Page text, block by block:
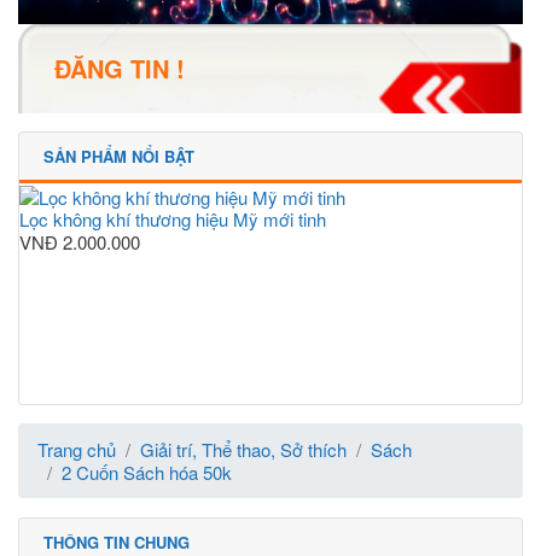
ĐĂNG TIN !
SẢN PHẨM NỔI BẬT
Lọc không khí thương hiệu Mỹ mới tinh
VNĐ 2.000.000
Trang chủ Giải trí, Thể thao, Sở thích
Sách
2 Cuốn Sách hóa 50k
THÔNG TIN CHUNG